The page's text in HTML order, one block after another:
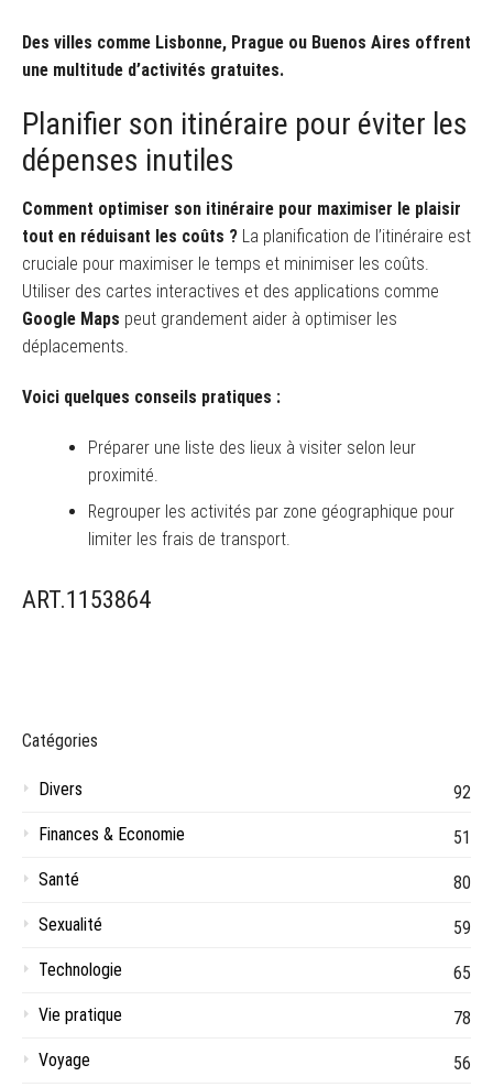
Des villes comme Lisbonne, Prague ou Buenos Aires offrent
une multitude d’activités gratuites.
Planifier son itinéraire pour éviter les
dépenses inutiles
Comment optimiser son itinéraire pour maximiser le plaisir
tout en réduisant les coûts ? La planification de l’itinéraire est
cruciale pour maximiser le temps et minimiser les coûts.
Utiliser des cartes interactives et des applications comme
Google Maps peut grandement aider à optimiser les
déplacements.
Voici quelques conseils pratiques :
Préparer une liste des lieux à visiter selon leur
proximité.
Regrouper les activités par zone géographique pour
limiter les frais de transport.
ART.1153864
Catégories
Divers
92
Finances & Economie
51
Santé
80
Sexualité
59
Technologie
65
Vie pratique
78
Voyage
56